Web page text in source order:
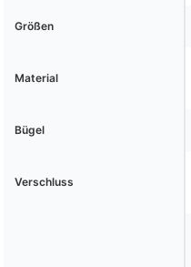
Größen
Material
Bügel
Verschluss